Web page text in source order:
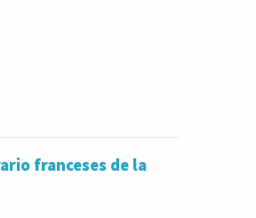
franceses de la